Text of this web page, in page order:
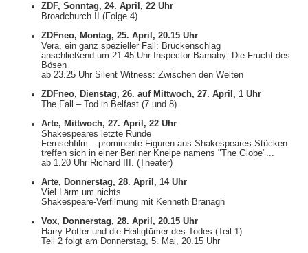
ZDF, Sonntag, 24. April, 22 Uhr
Broadchurch II (Folge 4)
ZDFneo, Montag, 25. April, 20.15 Uhr
Vera, ein ganz spezieller Fall: Brückenschlag
anschließend um 21.45 Uhr Inspector Barnaby: Die Frucht des
Bösen
ab 23.25 Uhr Silent Witness: Zwischen den Welten
ZDFneo, Dienstag, 26. auf Mittwoch, 27. April, 1 Uhr
The Fall – Tod in Belfast (7 und 8)
Arte, Mittwoch, 27. April, 22 Uhr
Shakespeares letzte Runde
Fernsehfilm – prominente Figuren aus Shakespeares Stücken
treffen sich in einer Berliner Kneipe namens "The Globe"...
ab 1.20 Uhr Richard III. (Theater)
Arte, Donnerstag, 28. April, 14 Uhr
Viel Lärm um nichts
Shakespeare-Verfilmung mit Kenneth Branagh
Vox, Donnerstag, 28. April, 20.15 Uhr
Harry Potter und die Heiligtümer des Todes (Teil 1)
Teil 2 folgt am Donnerstag, 5. Mai, 20.15 Uhr